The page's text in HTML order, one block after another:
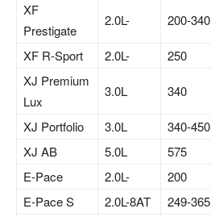
XF
Prestigate
2.0L- 200-340
XF R-Sport 2.0L- 250
XJ Premium
Lux
3.0L 340
XJ Portfolio 3.0L 340-450
XJ AB
5.0L 575
E-Pace
2.0L- 200
E-Pace S
2.0L-8AT 249-365